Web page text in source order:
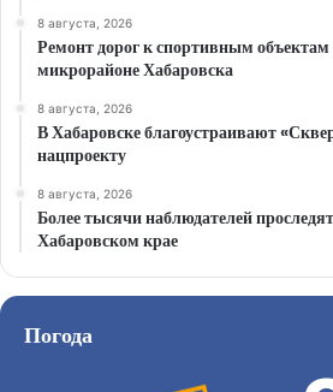
8 августа, 2026
Ремонт дорог к спортивным
микрорайоне Хабаровска
8 августа, 2026
В Хабаровске благоустраивают
нацпроекту
8 августа, 2026
Более тысячи наблюдателей
Хабаровском крае
Погода